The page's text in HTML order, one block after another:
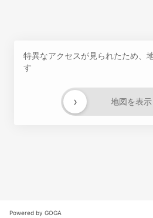
特異なアクセスが見られたため、
す
地図を表示
›
Powered by GOGA